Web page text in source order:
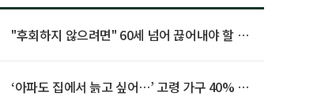
"후회하지 않으려면" 60세 넘어 끊어내야 할 사
‘아파도 집에서 늙고 싶어…’ 고령 가구 40% 노